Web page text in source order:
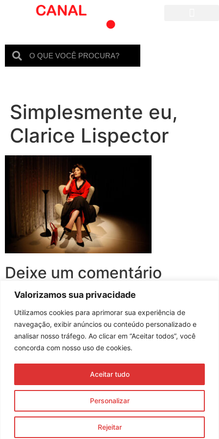
Valorizamos sua privacidade
Utilizamos cookies para aprimorar sua experiência de
navegação, exibir anúncios ou conteúdo personalizado e
analisar nosso tráfego. Ao clicar em “Aceitar todos”, você
concorda com nosso uso de cookies.
Personalizar
Rejeitar
Aceitar tudo
Simplesmente eu,
Clarice Lispector
Deixe um comentário
Você precisa fazer o loginpara publicar um comentário.
Assine nossa newsletter
Enviar
© 2023 Morente Forte. Todos os direitos reservados
Política de Privacidade e Termos de Uso